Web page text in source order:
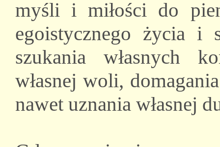
myśli i miłości do
egoistycznego życia
szukania własnych
własnej woli,
nawet uznania własnej